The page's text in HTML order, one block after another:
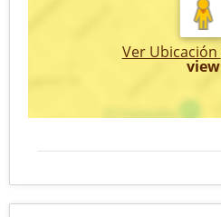
Ver Ubicación
view